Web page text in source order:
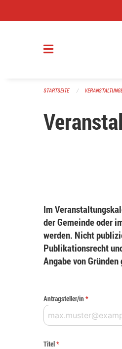
STARTSEITE
Im
der Gemeinde oder
werden. Nicht
Publikationsrecht
Angabe von
Antragsteller/in*
Titel*